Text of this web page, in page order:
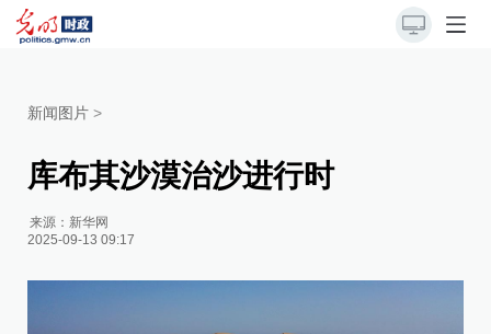
新闻图片 >
库布其沙漠治沙进行时
来源： 新华网
2025-09-13 09:17